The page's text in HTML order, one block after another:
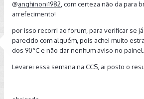
@anghinoni1982 , com certeza não da para
arrefecimento!
por isso recorri ao forum, para verificar se
parecido com alguém, pois achei muito
dos 90°C e não dar nenhum aviso no painel.
Levarei essa semana na CCS, ai posto o